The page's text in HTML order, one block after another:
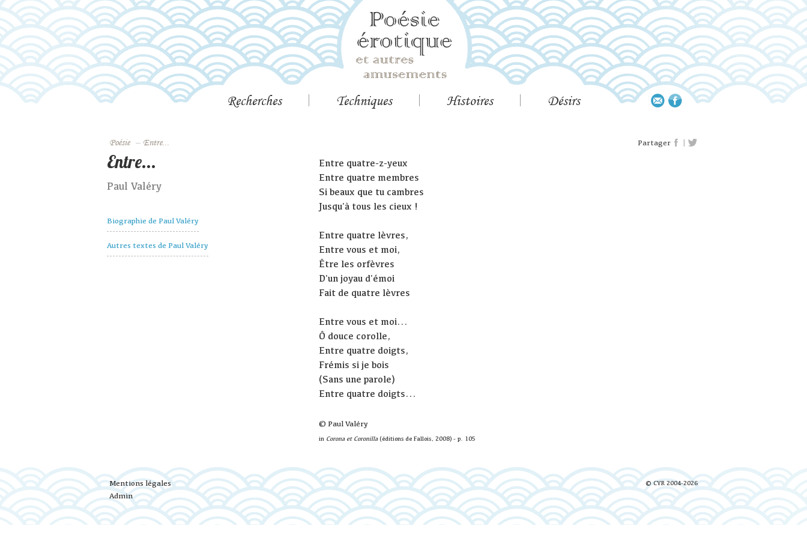
Recherches Techniques Histoires Désirs
Poésie – Entre... Partager |
Entre...
Paul Valéry
Biographie de Paul Valéry
Autres textes de Paul Valéry
Entre quatre-z-yeux
Entre quatre membres
Si beaux que tu cambres
Jusqu'à tous les cieux !
Entre quatre lèvres,
Entre vous et moi,
Être les orfèvres
D'un joyau d'émoi
Fait de quatre lèvres
Entre vous et moi...
Ô douce corolle,
Entre quatre doigts,
Frémis si je bois
(Sans une parole)
Entre quatre doigts...
© Paul Valéry
in Corona et Coronilla(éditions de Fallois, 2008) - p. 105
© CYR 2004-2026
Mentions légales
Admin